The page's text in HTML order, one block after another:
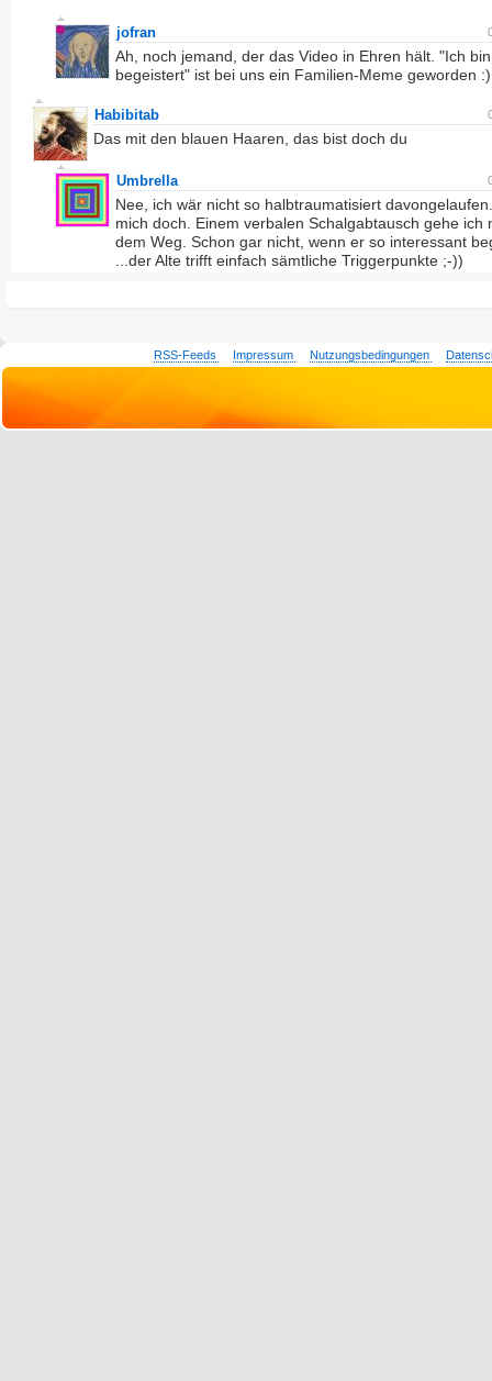
jofran
Ah, noch jemand, der das Video in Ehren hält. "Ich
begeistert" ist bei uns ein Familien-Meme geworden :)
Habibitab
Das mit den blauen Haaren, das bist doch du
Umbrella
Nee, ich wär nicht so halbtraumatisiert
mich doch. Einem verbalen Schalgabtausch gehe ich
dem Weg. Schon gar nicht, wenn er so interessant
...der Alte trifft einfach sämtliche Triggerpunkte ;-))
RSS-Feeds Impressum Nutzungsbedingungen